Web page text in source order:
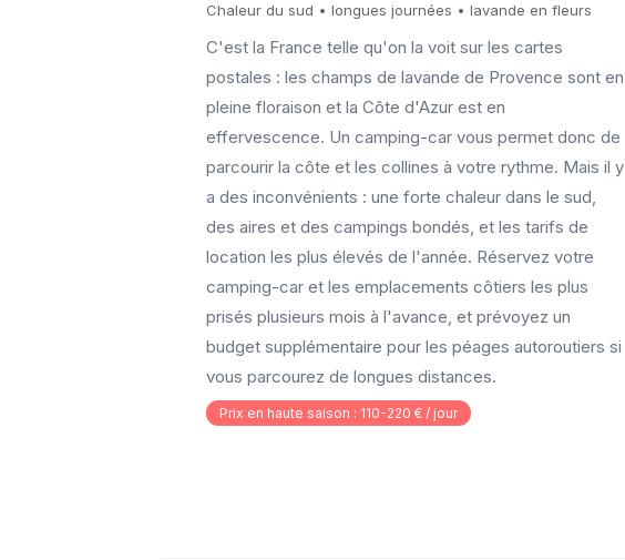
Chaleur du sud • longues journées • lavande en fleurs
C'est la France telle qu'on la voit sur les cartes
postales : les champs de lavande de Provence sont en
pleine floraison et la Côte d'Azur est en
effervescence. Un camping-car vous permet donc de
parcourir la côte et les collines à votre rythme. Mais il y
a des inconvénients : une forte chaleur dans le sud,
des aires et des campings bondés, et les tarifs de
location les plus élevés de l'année. Réservez votre
camping-car et les emplacements côtiers les plus
prisés plusieurs mois à l'avance, et prévoyez un
budget supplémentaire pour les péages autoroutiers si
vous parcourez de longues distances.
Prix en haute saison : 110-220 € / jour